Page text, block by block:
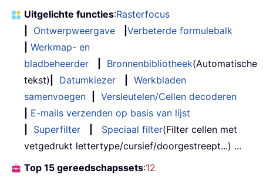
Uitgelichte functies:Rasterfocus
Ontwerpweergave
Verbeterde formulebalk
Werkmap- en
bladbeheerder
Bronnenbibliotheek(Automatische
tekst)
Datumkiezer
Werkbladen
samenvoegen
Versleutelen/Cellen decoderen
E-mails verzenden op basis van lijst
Superfilter Speciaal filter(Filter cellen met
vetgedrukt lettertype/cursief/doorgestreept...) ...
Top 15 gereedschapssets:12